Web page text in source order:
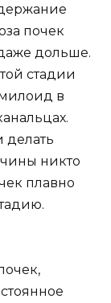
почек
дольше.
стадии
в
делать
никто
плавно